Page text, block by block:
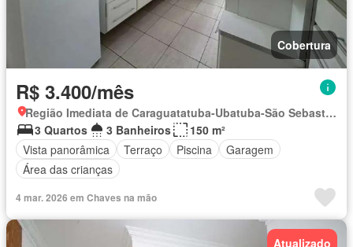
Cobertura
R$ 3.400/mês
Região Imediata de Caraguatatuba-Ubatuba-São Sebastião, Região Metropolitana do Vale do Paraíba e Litoral Norte
3 Quartos
3 Banheiros
150 m²
Vista panorâmica
Terraço Piscina
Garagem
Área das crianças
4 mar. 2026 em Chaves na mão
Atualizado